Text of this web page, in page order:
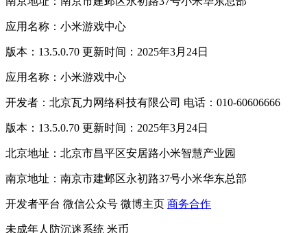
应用名称：小米游戏中心
版本：13.5.0.70 更新时间：2025年3月24日
应用名称：小米游戏中心
开发者：北京瓦力网络科技有限公司 电话：010-60606666
版本：13.5.0.70 更新时间：2025年3月24日
北京地址：北京市昌平区安居路小米智慧产业园
南京地址：南京市建邺区永初路37号小米华东总部
开发者平台 微信公众号 微博主页 商务合作
未成年人防沉迷系统 米币